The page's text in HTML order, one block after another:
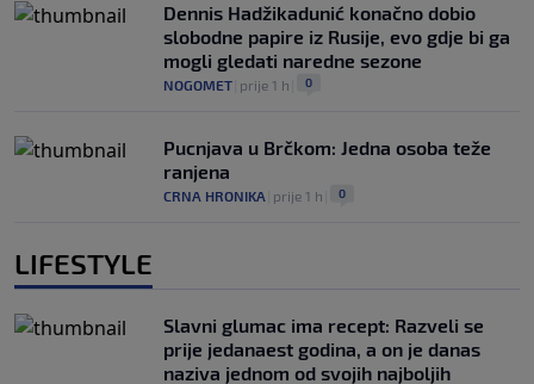
Dennis Hadžikadunić konačno dobio
slobodne papire iz Rusije, evo gdje bi ga
mogli gledati naredne sezone
NOGOMET prije 1 h 0
Pucnjava u Brčkom: Jedna osoba teže
ranjena
CRNA HRONIKA prije 1 h 0
LIFESTYLE
Slavni glumac ima recept: Razveli se
prije jedanaest godina, a on je danas
naziva jednom od svojih najboljih